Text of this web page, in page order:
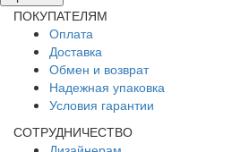
ПОКУПАТЕЛЯМ
Оплата
Доставка
Обмен и возврат
Надежная упаковка
Условия гарантии
СОТРУДНИЧЕСТВО